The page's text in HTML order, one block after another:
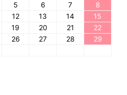
5 6 7
8
12 13 14
15
19 20 21
22
26 27 28
29